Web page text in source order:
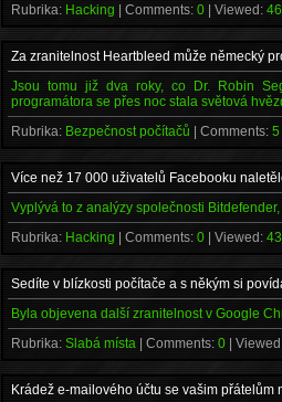
Rubrika: Hacking | Comments:0 | Viewed:
Za zranitelnost Heartbleed může německý
Jsou tomu již dva roky, co Dr. Robin
programátora se přes noc stala světová
Rubrika: Bezpečnost počítačů | Comments:5
Více než 17 000 uživatelů Facebooku
Vyplývá to z analýzy společnosti
Rubrika: Hacking | Comments:0 | Viewed:
Sedíte v blízkosti počítače a s někým si
Byla objevena další zranitelnost v Google
Rubrika:Slabá místa | Comments:0 |
Krádež e-mailového účtu se vašim přátelům